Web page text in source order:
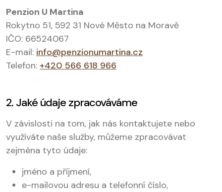
Penzion U Martina
Rokytno 51, 592 31 Nové Město na Moravě
IČO: 66524067
E-mail: info@penzionumartina.cz
Telefon: +420 566 618 966
2. Jaké údaje zpracováváme
V závislosti na tom, jak nás kontaktujete nebo
využíváte naše služby, můžeme zpracovávat
zejména tyto údaje:
jméno a příjmení,
e-mailovou adresu a telefonní číslo,